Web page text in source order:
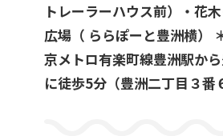
トレーラーハウス前）・花
広場（ ららぽーと豊洲横）
京メトロ有楽町線豊洲駅か
に徒歩5分（豊洲二丁目３番